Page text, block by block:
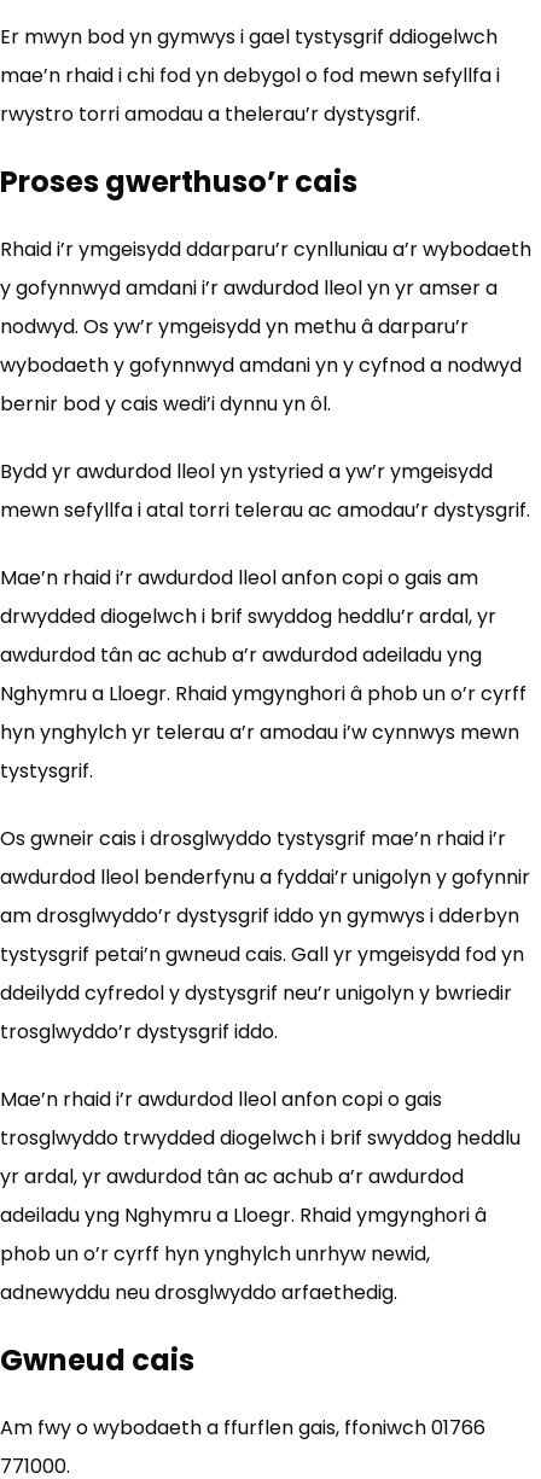
Er mwyn bod yn gymwys i gael tystysgrif ddiogelwch
mae’n rhaid i chi fod yn debygol o fod mewn sefyllfa i
rwystro torri amodau a thelerau’r dystysgrif.
Prosesgwerthuso’rcais
Rhaid i’r ymgeisydd ddarparu’r cynlluniau a’r wybodaeth
y gofynnwyd amdani i’r awdurdod lleol yn yr amser a
nodwyd. Os yw’r ymgeisydd yn methu â darparu’r
wybodaeth y gofynnwyd amdani yn y cyfnod a nodwyd
bernir bod y cais wedi’i dynnu yn ôl.
Bydd yr awdurdod lleol yn ystyried a yw’r ymgeisydd
mewn sefyllfa i atal torri telerau ac amodau’r dystysgrif.
Mae’n rhaid i’r awdurdod lleol anfon copi o gais am
drwydded diogelwch i brif swyddog heddlu’r ardal, yr
awdurdod tân ac achub a’r awdurdod adeiladu yng
Nghymru a Lloegr. Rhaid ymgynghori â phob un o’r cyrff
hyn ynghylch yr telerau a’r amodau i’w cynnwys mewn
tystysgrif.
Os gwneir cais i drosglwyddo tystysgrif mae’n rhaid i’r
awdurdod lleol benderfynu a fyddai’r unigolyn y gofynnir
am drosglwyddo’r dystysgrif iddo yn gymwys i dderbyn
tystysgrif petai’n gwneud cais. Gall yr ymgeisydd fod yn
ddeilydd cyfredol y dystysgrif neu’r unigolyn y bwriedir
trosglwyddo’r dystysgrif iddo.
Mae’n rhaid i’r awdurdod lleol anfon copi o gais
trosglwyddo trwydded diogelwch i brif swyddog heddlu
yr ardal, yr awdurdod tân ac achub a’r awdurdod
adeiladu yng Nghymru a Lloegr. Rhaid ymgynghori â
phob un o’r cyrff hyn ynghylch unrhyw newid,
adnewyddu neu drosglwyddo arfaethedig.
Gwneud cais
Am fwy o wybodaeth a ffurflen gais, ffoniwch 01766
771000.